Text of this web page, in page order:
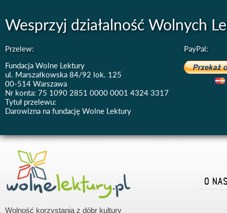
Wesprzyj działalność Wolnych
Przelew:
Fundacja Wolne Lektury
ul. Marszałkowska 84/92 lok. 125
00-514 Warszawa
Nr konta: 75 1090 2851 0000 0001 4324 3317
Tytuł przelewu:
Darowizna na fundację Wolne Lektury
PayPal:
Wolność korzystania z dóbr kultury
O